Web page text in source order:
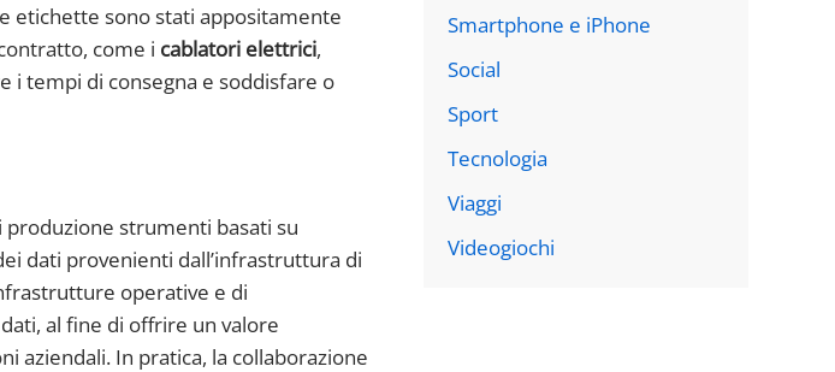
etichette sono stati appositamente
come i cablatori elettrici,
i tempi di consegna e soddisfare o
strumenti basati su
dati provenienti dall’infrastruttura di
operative e di
al fine di offrire un valore
aziendali. In pratica, la collaborazione
Smartphone e iPhone
Social
Sport
Tecnologia
Viaggi
Videogiochi